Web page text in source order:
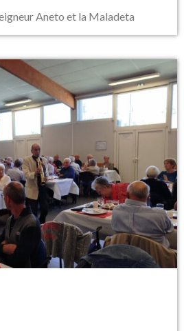
Aneto et la Maladeta